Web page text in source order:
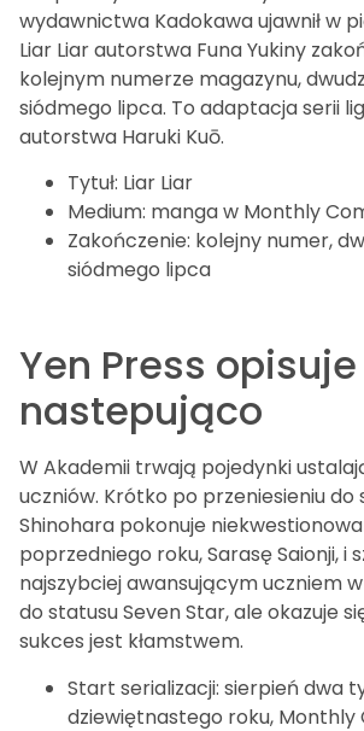
wydawnictwa Kadokawa ujawnił w
Liar Liar autorstwa Funa Yukiny
kolejnym numerze magazynu,
siódmego lipca. To adaptacja serii
autorstwa Haruki Kuō.
Tytuł: Liar Liar
Medium: manga w Monthly
Zakończenie: kolejny numer,
siódmego lipca
Yen Press
nastepująco
W Akademii trwają pojedynki
uczniów. Krótko po przeniesieniu do
Shinohara pokonuje
poprzedniego roku, Sarasę Saionji, i
najszybciej awansującym uczniem
do statusu Seven Star, ale okazuje
sukces jest kłamstwem.
Start serializacji: sierpień dwa
dziewiętnastego roku, Monthly